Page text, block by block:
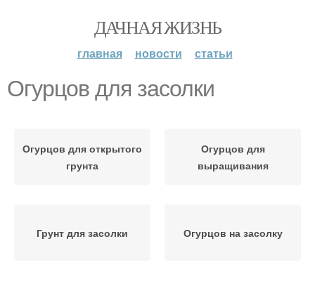
ДАЧНАЯ ЖИЗНЬ
главная новости статьи
Огурцов для засолки
Огурцов для открытого
грунта
Огурцов для
выращивания
Грунт для засолки Огурцов на засолку